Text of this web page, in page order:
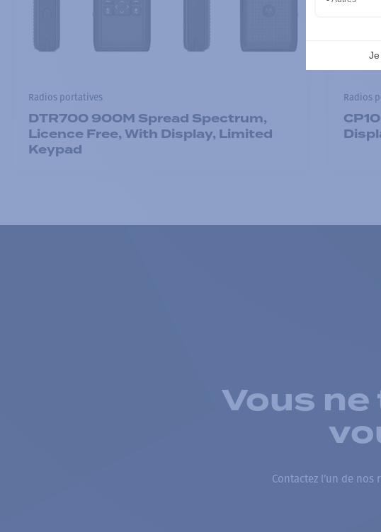
Radios portatives
DTR700 900M Spread Spectrum,
Licence Free, With Display, Limited
Keypad
Radios
Vous
Contactez l’un de